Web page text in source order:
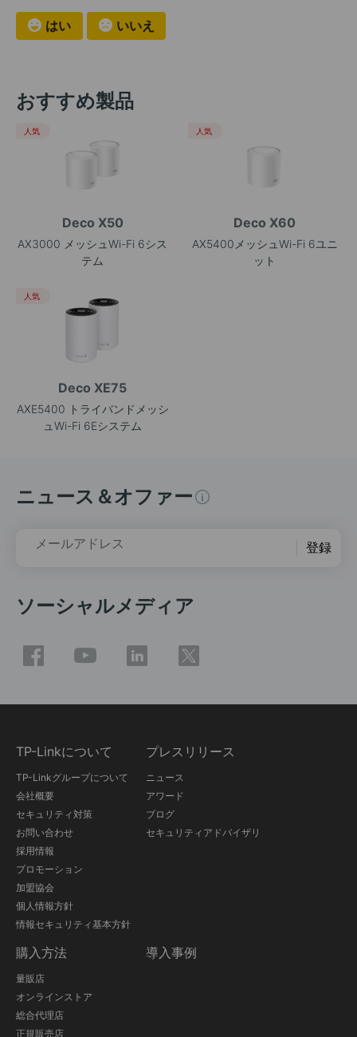
はい いいえ
おすすめ製品
Deco X50
AX3000 メッシュWi-Fi 6シス
テム
人気
Deco X60
AX5400メッシュWi-Fi 6ユニ
ット
人気
Deco XE75
AXE5400 トライバンドメッシ
ュWi-Fi 6Eシステム
人気
ニュース＆オファー
メールアドレス 登録
ソーシャルメディア
TP-Linkについて
TP-Linkグループについて
会社概要
セキュリティ対策
お問い合わせ
採用情報
プロモーション
加盟協会
個人情報方針
情報セキュリティ基本方針
プレスリリース
ニュース
アワード
ブログ
セキュリティアドバイザリ
購入方法
量販店
オンラインストア
総合代理店
正規販売店
導入事例